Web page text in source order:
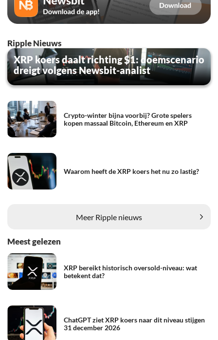
Ripple Nieuws
XRP koers daalt richting $1: doemscenario
dreigt volgens Newsbit-analist
Crypto-winter bijna voorbij? Grote spelers
kopen massaal Bitcoin, Ethereum en XRP
Waarom heeft de XRP koers het nu zo lastig?
Meer Ripple nieuws
Meest gelezen
XRP bereikt historisch oversold-niveau: wat
betekent dat?
ChatGPT ziet XRP koers naar dit niveau stijgen
31 december 2026